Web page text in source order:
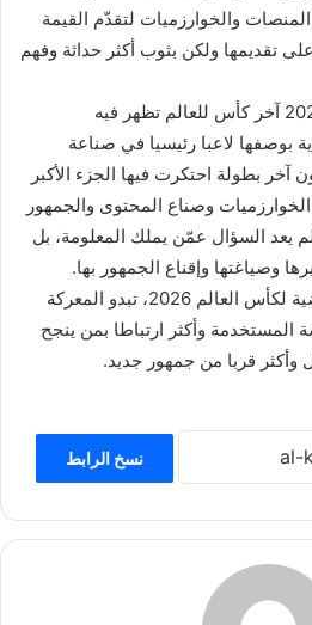
والخوارزميات لتقدّم القيمة
تقديمها ولكن بثوب أكثر حداثة وفهم
ربما لم يكن مونديال قطر 2022 آخر كأس للعالم تظهر فيه
بوصفها لاعبا رئيسيا في صناعة
آخر بطولة احتكرت فيها الجزء الأكبر
وصناع المحتوى والجمهور
يعد السؤال عمّن يملك المعلومة، بل
وصياغتها وإقناع الجمهور بها.
وبينما تستعد الصحافة الرياضية لكأس العالم 2026، تبدو المعركة
المستخدمة وأكثر ارتباطا بمن ينجح
قربا من جمهور جديد.
نسخ الرابط